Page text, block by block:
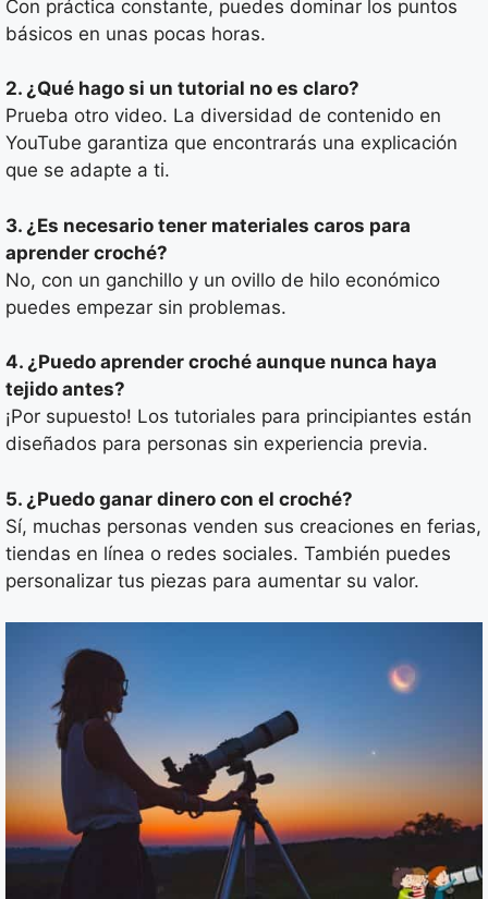
Con práctica constante, puedes dominar los puntos
básicos en unas pocas horas.
2. ¿Qué hago si un tutorial no es claro?
Prueba otro video. La diversidad de contenido en
YouTube garantiza que encontrarás una explicación
que se adapte a ti.
3. ¿Es necesario tener materiales caros para
aprender croché?
No, con un ganchillo y un ovillo de hilo económico
puedes empezar sin problemas.
4. ¿Puedo aprender croché aunque nunca haya
tejido antes?
¡Por supuesto! Los tutoriales para principiantes están
diseñados para personas sin experiencia previa.
5. ¿Puedo ganar dinero con el croché?
Sí, muchas personas venden sus creaciones en ferias,
tiendas en línea o redes sociales. También puedes
personalizar tus piezas para aumentar su valor.